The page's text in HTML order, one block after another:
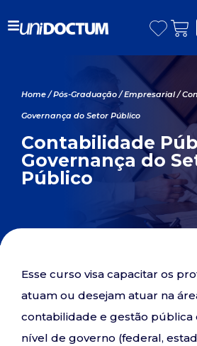
Home/Pós-Graduação/Empresarial/
Governança do Setor Público
Contabilidade
Governança do
Público
Esse curso visa capacitar os
atuam ou desejam atuar na
contabilidade e gestão
nível de governo (federal,